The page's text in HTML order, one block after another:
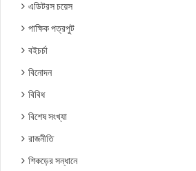
এডিটরস চয়েস
পাক্ষিক পত্রপুট
বইচর্চা
বিনোদন
বিবিধ
বিশেষ সংখ্যা
রাজনীতি
শিকড়ের সন্ধানে